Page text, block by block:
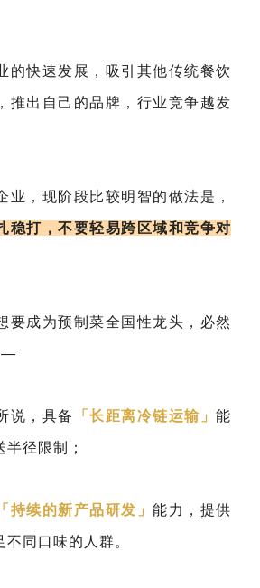
的快速发展，吸引其他传统餐饮
推出自己的品牌，行业竞争越发
业，现阶段比较明智的做法是，
稳打，不要轻易跨区域和竞争对
要成为预制菜全国性龙头，必然
说，具备 「长距离冷链运输」能
径限制；
「持续的新产品研发」能力，提供
同口味的人群。